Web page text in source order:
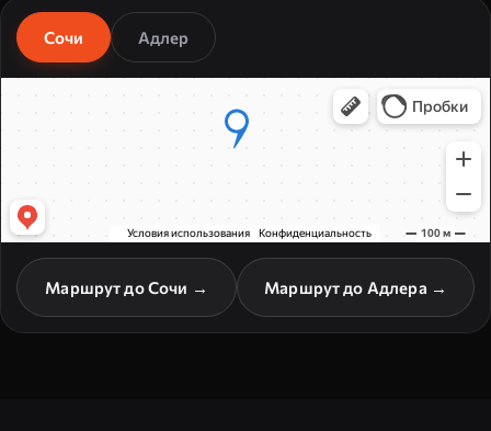
Сочи Адлер
Маршрут до Сочи → Маршрут до Адлера →